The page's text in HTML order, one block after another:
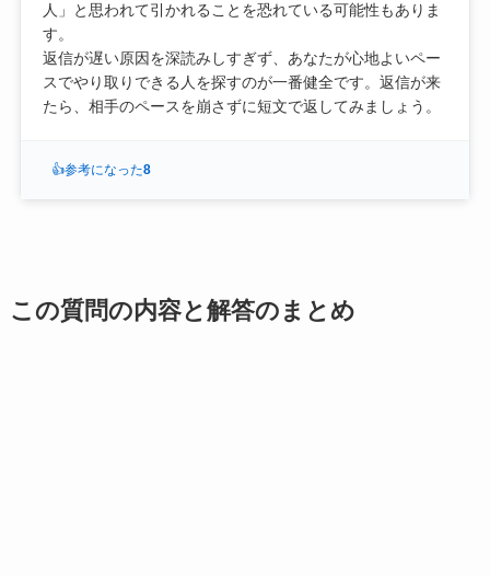
人」と思われて引かれることを恐れている可能性もありま
す。
返信が遅い原因を深読みしすぎず、あなたが心地よいペー
スでやり取りできる人を探すのが一番健全です。返信が来
たら、相手のペースを崩さずに短文で返してみましょう。
👍参考になった8
この質問の内容と解答のまとめ